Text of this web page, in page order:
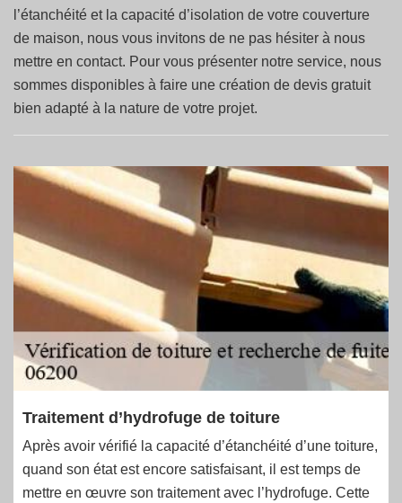
l’étanchéité et la capacité d’isolation de votre couverture
de maison, nous vous invitons de ne pas hésiter à nous
mettre en contact. Pour vous présenter notre service, nous
sommes disponibles à faire une création de devis gratuit
bien adapté à la nature de votre projet.
Traitement d’hydrofuge de toiture
Après avoir vérifié la capacité d’étanchéité d’une toiture,
quand son état est encore satisfaisant, il est temps de
mettre en œuvre son traitement avec l’hydrofuge. Cette